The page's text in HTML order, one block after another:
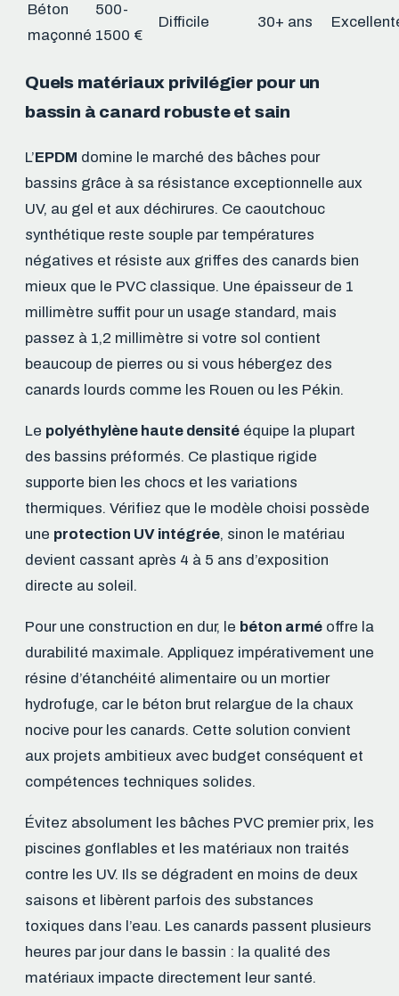
Béton
maçonné
500-
1500 €
Difficile 30+ ans
Quels matériaux privilégier pour un
bassin à canard robuste et sain
L’EPDM domine le marché des bâches pour
bassins grâce à sa résistance exceptionnelle aux
UV, au gel et aux déchirures. Ce caoutchouc
synthétique reste souple par températures
négatives et résiste aux griffes des canards bien
mieux que le PVC classique. Une épaisseur de 1
millimètre suffit pour un usage standard, mais
passez à 1,2 millimètre si votre sol contient
beaucoup de pierres ou si vous hébergez des
canards lourds comme les Rouen ou les Pékin.
Le polyéthylène haute densité équipe la plupart
des bassins préformés. Ce plastique rigide
supporte bien les chocs et les variations
thermiques. Vérifiez que le modèle choisi possède
une protection UV intégrée, sinon le matériau
devient cassant après 4 à 5 ans d’exposition
directe au soleil.
Pour une construction en dur, le béton armé offre la
durabilité maximale. Appliquez impérativement une
résine d’étanchéité alimentaire ou un mortier
hydrofuge, car le béton brut relargue de la chaux
nocive pour les canards. Cette solution convient
aux projets ambitieux avec budget conséquent et
compétences techniques solides.
Évitez absolument les bâches PVC premier prix, les
piscines gonflables et les matériaux non traités
contre les UV. Ils se dégradent en moins de deux
saisons et libèrent parfois des substances
toxiques dans l’eau. Les canards passent plusieurs
heures par jour dans le bassin : la qualité des
matériaux impacte directement leur santé.